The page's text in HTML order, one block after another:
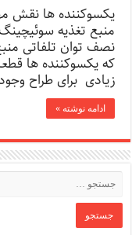
یکسوکننده ها نقش
منبع تغذیه
نصف توان تلفاتی
که یکسوکننده ها
زیادی برای طراح
ادامه نوشته »